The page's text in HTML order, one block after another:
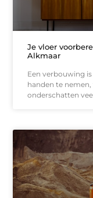
Je vloer
Alkmaar
Een verbouwing
handen te
onderschatten